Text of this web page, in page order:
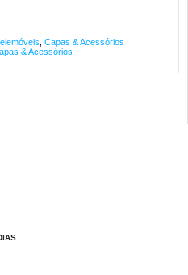
Capas & Acessórios
& Acessórios